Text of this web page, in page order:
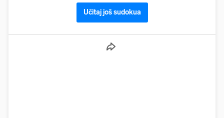
Učitaj još sudokua